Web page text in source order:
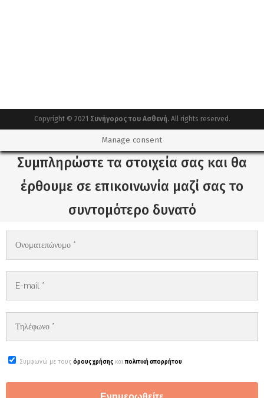
Copyright © 2021 Συνήγορος του Ασθενή. All rights reserved.
Manage consent
Συμπληρώστε τα στοιχεία σας και θα
έρθουμε σε επικοινωνία μαζί σας το
συντομότερο δυνατό
Συμφωνώ με τους όρους χρήσης καιπολιτική απορρήτου